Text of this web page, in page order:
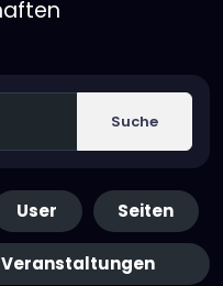
Suche
User Seiten
Veranstaltungen